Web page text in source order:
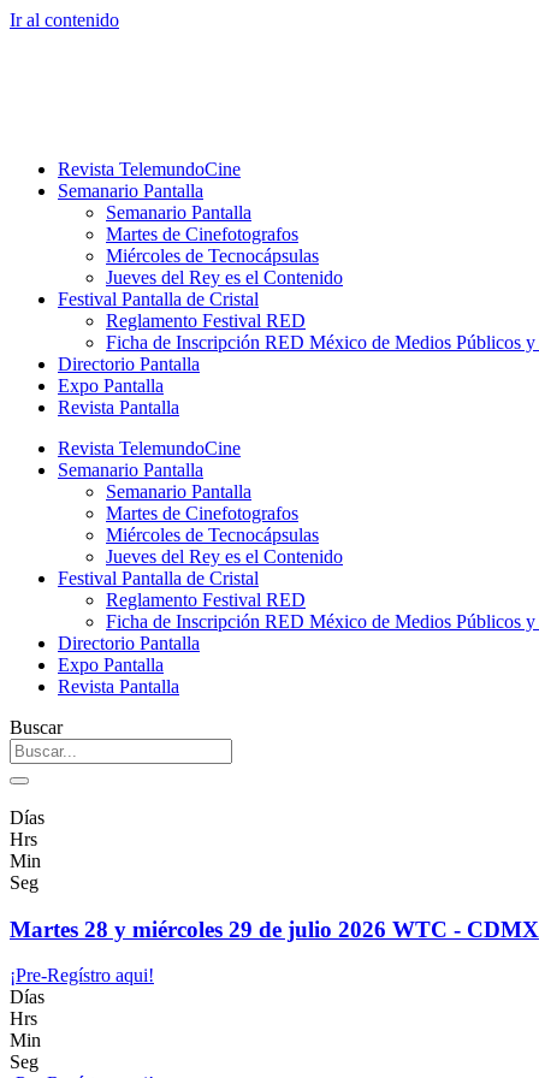
Ir al contenido
Revista TelemundoCine
Semanario Pantalla
Semanario Pantalla
Martes de Cinefotografos
Miércoles de Tecnocápsulas
Jueves del Rey es el Contenido
Festival Pantalla de Cristal
Reglamento Festival RED
Ficha de Inscripción RED México de Medios Públicos
Directorio Pantalla
Expo Pantalla
Revista Pantalla
Revista TelemundoCine
Semanario Pantalla
Semanario Pantalla
Martes de Cinefotografos
Miércoles de Tecnocápsulas
Jueves del Rey es el Contenido
Festival Pantalla de Cristal
Reglamento Festival RED
Ficha de Inscripción RED México de Medios Públicos
Directorio Pantalla
Expo Pantalla
Revista Pantalla
Buscar
Días
Hrs
Min
Seg
Martes 28 y miércoles 29 de julio 2026 WTC - CDMX
¡Pre-Regístro aqui!
Días
Hrs
Min
Seg